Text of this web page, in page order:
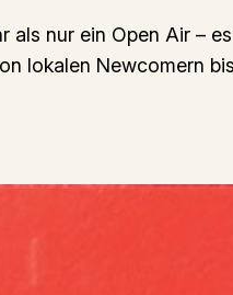
als nur ein Open Air –
lokalen Newcomern